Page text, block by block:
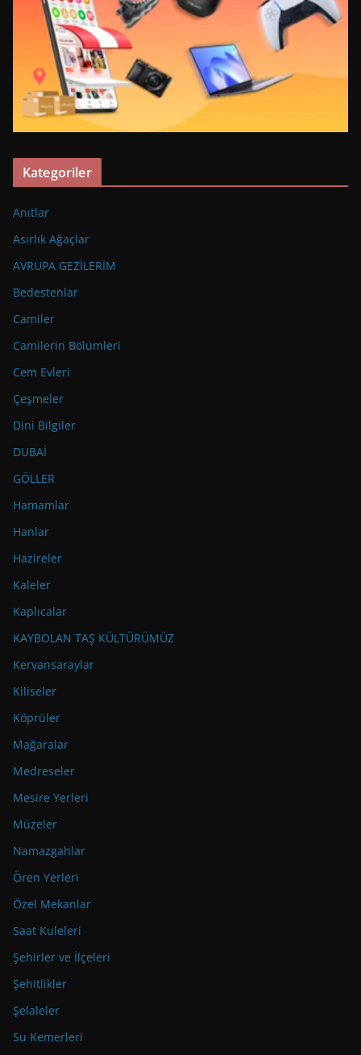
Kategoriler
Anıtlar
Asırlık Ağaçlar
AVRUPA GEZİLERİM
Bedestenlar
Camiler
Camilerin Bölümleri
Cem Evleri
Çeşmeler
Dini Bilgiler
DUBAİ
GÖLLER
Hamamlar
Hanlar
Hazireler
Kaleler
Kaplıcalar
KAYBOLAN TAŞ KÜLTÜRÜMÜZ
Kervansaraylar
Kiliseler
Köprüler
Mağaralar
Medreseler
Mesire Yerleri
Müzeler
Namazgahlar
Ören Yerleri
Özel Mekanlar
Saat Kuleleri
Şehirler ve İlçeleri
Şehitlikler
Şelaleler
Su Kemerleri